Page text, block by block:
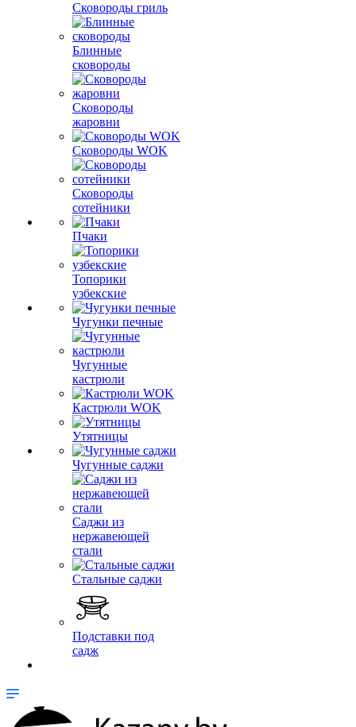
Сковороды гриль
Блинные
сковороды
Сковороды
жаровни
Сковороды WOK
Сковороды
сотейники
Пчаки
Топорики
узбекские
Чугунки печные
Чугунные
кастрюли
Кастрюли WOK
Утятницы
Чугунные саджи
Саджи из
нержавеющей
стали
Стальные саджи
Подставки под
садж